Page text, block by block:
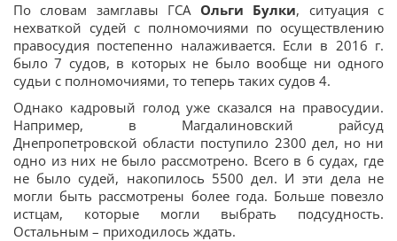
По словам замглавы ГСА Ольги Булки, ситуация с
нехваткой судей с полномочиями по осуществлению
правосудия постепенно налаживается. Если в 2016 г.
было 7 судов, в которых не было вообще ни одного
судьи с полномочиями, то теперь таких судов 4.
Однако кадровый голод уже сказался на правосудии.
Например, в Магдалиновский райсуд
Днепропетровской области поступило 2300 дел, но ни
одно из них не было рассмотрено. Всего в 6 судах, где
не было судей, накопилось 5500 дел. И эти дела не
могли быть рассмотрены более года. Больше повезло
истцам, которые могли выбрать подсудность.
Остальным – приходилось ждать.